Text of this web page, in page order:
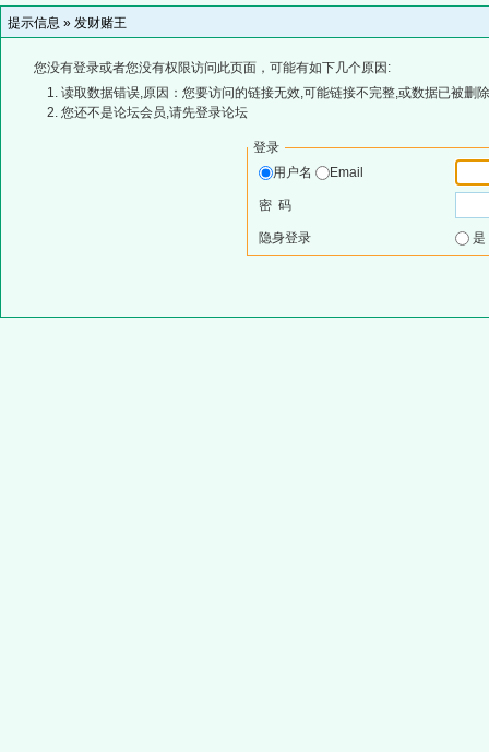
提示信息 » 发财赌王
您没有登录或者您没有权限访问此页面，可能有如下几个原因:
读取数据错误,原因：您要访问的链接无效,可能链接不完整,或数据已被删
您还不是论坛会员,请先登录论坛
登录
用户名
Email
密 码
隐身登录